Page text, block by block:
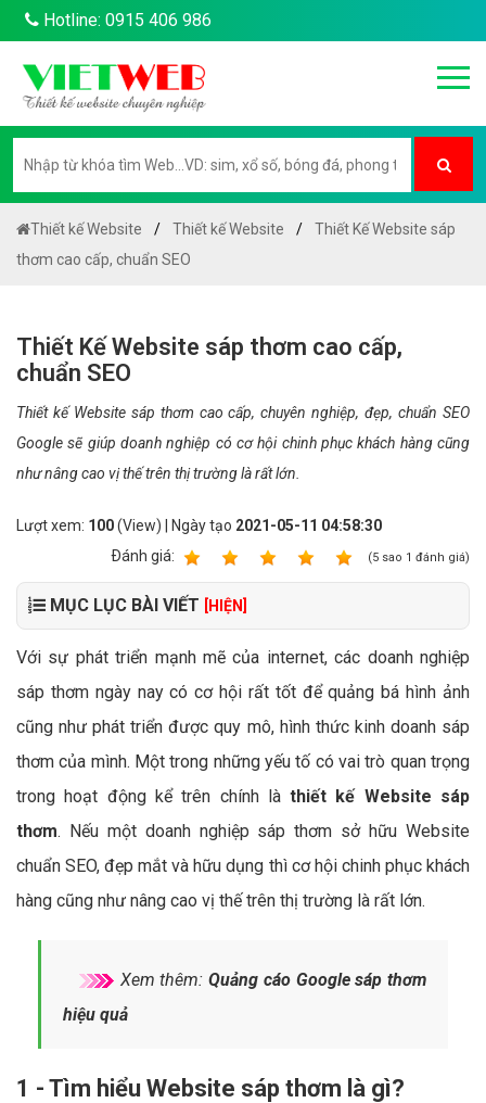
Hotline: 0915 406 986
Thiết kế Website Thiết kế Website
Thiết Kế Website sáp
thơm cao cấp, chuẩn SEO
Thiết Kế Website sáp thơm cao cấp,
chuẩn SEO
Thiết kế Website sáp thơm cao cấp, chuyên nghiệp, đẹp, chuẩn SEO
Google sẽ giúp doanh nghiệp có cơ hội chinh phục khách hàng cũng
như nâng cao vị thế trên thị trường là rất lớn.
Lượt xem: 100(View) | Ngày tạo 2021-05-11 04:58:30
Ðánh giá:
(5 sao 1 đánh giá)
MỤC LỤC BÀI VIẾT [HIỆN]
Với sự phát triển mạnh mẽ của internet, các doanh nghiệp
sáp thơm ngày nay có cơ hội rất tốt để quảng bá hình ảnh
cũng như phát triển được quy mô, hình thức kinh doanh sáp
thơm của mình. Một trong những yếu tố có vai trò quan trọng
trong hoạt động kể trên chính làthiết kế Website sáp
thơm. Nếu một doanh nghiệp sáp thơm sở hữu Website
chuẩn SEO, đẹp mắt và hữu dụng thì cơ hội chinh phục khách
hàng cũng như nâng cao vị thế trên thị trường là rất lớn.
Xem thêm:Quảng cáo Google sáp thơm
hiệu quả
1 - Tìm hiểu Website sáp thơm là gì?